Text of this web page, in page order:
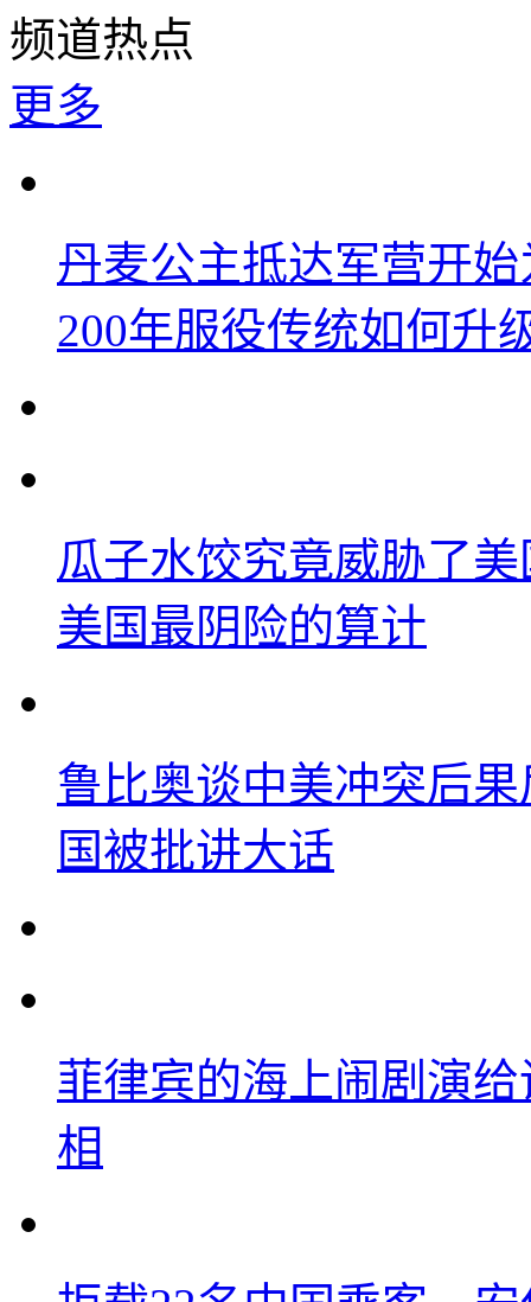
频道热点
更多
丹麦公主抵达军营开
200年服役传统如何升
瓜子水饺究竟威胁了
美国最阴险的算计
鲁比奥谈中美冲突后
国被批讲大话
菲律宾的海上闹剧演
相